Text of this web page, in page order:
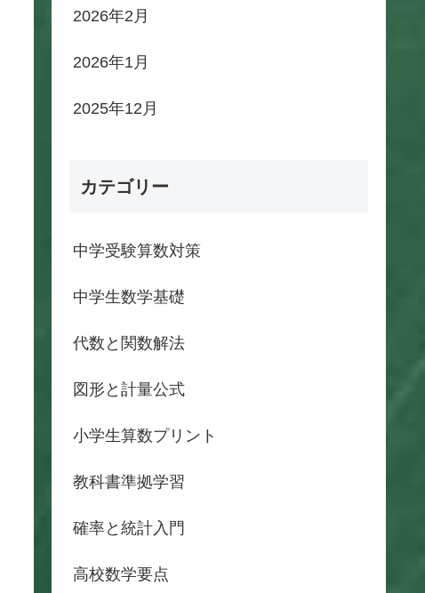
2026年2月
2026年1月
2025年12月
カテゴリー
中学受験算数対策
中学生数学基礎
代数と関数解法
図形と計量公式
小学生算数プリント
教科書準拠学習
確率と統計入門
高校数学要点